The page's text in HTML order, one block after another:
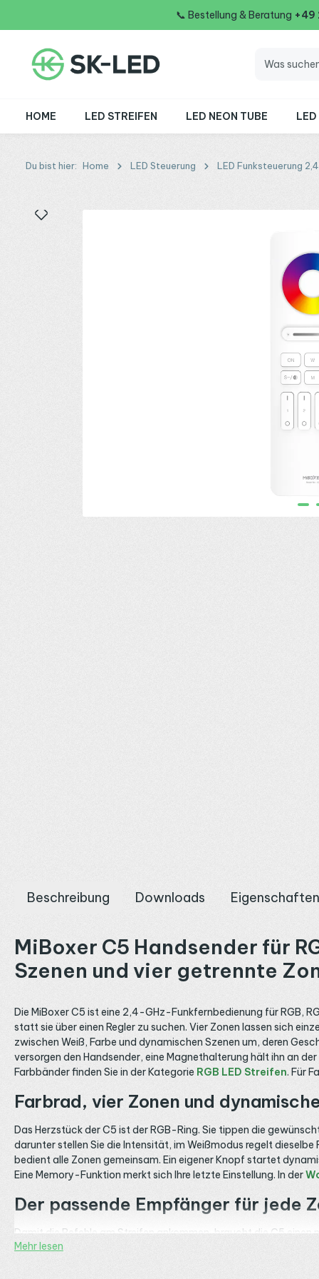
📞 Bestellung & Beratung +49
HOME LED STREIFEN LED NEON TUBE
Du bist hier: Home LED Steuerung LED Funksteuerung
Bildergalerie überspringen
Beschreibung Downloads Eigenschaften
MiBoxer C5 Handsender für
Szenen und vier getrennte
Die MiBoxer C5 ist eine 2,4-GHz-Funkfernbedienung für RGB,
statt sie über einen Regler zu suchen. Vier Zonen lassen sich
zwischen Weiß, Farbe und dynamischen Szenen um, deren
versorgen den Handsender, eine Magnethalterung hält ihn an
Farbbänder finden Sie in der Kategorie RGB LED Streifen. Für
Farbrad, vier Zonen und
Das Herzstück der C5 ist der RGB-Ring. Sie tippen die
darunter stellen Sie die Intensität, im Weißmodus regelt
bedient alle Zonen gemeinsam. Ein eigener Knopf startet
Eine Memory-Funktion merkt sich Ihre letzte Einstellung. In der
Der passende Empfänger für jede
Damit die Befehle am Streifen ankommen, braucht die C5 einen
dasselbe Handgerät auch für einfarbige oder CCT Bänder
Mehr lesen